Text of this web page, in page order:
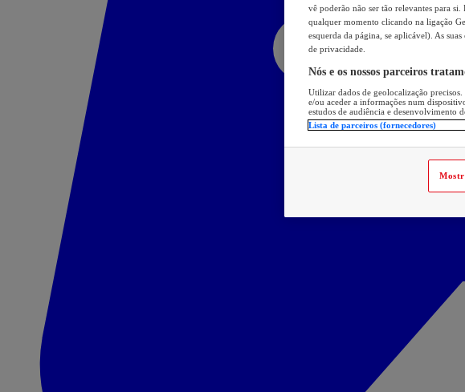
vê poderão não ser tão relevantes para
qualquer momento clicando na ligação
esquerda da página, se aplicável). As
de privacidade.
Nós e os nossos parceiros
Utilizar dados de geolocalização
e/ou aceder a informações num
estudos de audiência e desenvolvimento
Lista de parceiros (fornecedores)